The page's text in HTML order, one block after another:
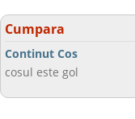
Cumpara
Continut Cos
cosul este gol